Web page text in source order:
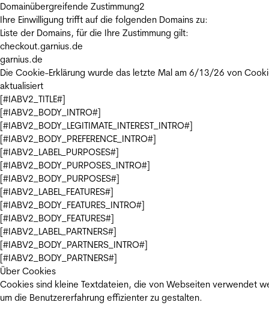
Domainübergreifende Zustimmung2
Ihre Einwilligung trifft auf die folgenden Domains zu:
Liste der Domains, für die Ihre Zustimmung gilt:
checkout.garnius.de
garnius.de
Die Cookie-Erklärung wurde das letzte Mal am 6/13/26 von
aktualisiert
[#IABV2_TITLE#]
[#IABV2_BODY_INTRO#]
[#IABV2_BODY_LEGITIMATE_INTEREST_INTRO#]
[#IABV2_BODY_PREFERENCE_INTRO#]
[#IABV2_LABEL_PURPOSES#]
[#IABV2_BODY_PURPOSES_INTRO#]
[#IABV2_BODY_PURPOSES#]
[#IABV2_LABEL_FEATURES#]
[#IABV2_BODY_FEATURES_INTRO#]
[#IABV2_BODY_FEATURES#]
[#IABV2_LABEL_PARTNERS#]
[#IABV2_BODY_PARTNERS_INTRO#]
[#IABV2_BODY_PARTNERS#]
Über Cookies
Cookies sind kleine Textdateien, die von Webseiten verwendet
um die Benutzererfahrung effizienter zu gestalten.